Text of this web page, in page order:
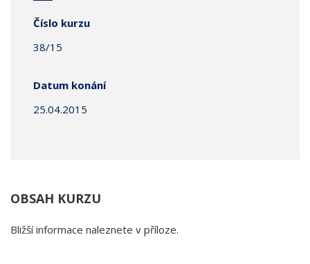
Číslo kurzu
38/15
Datum konání
25.04.2015
OBSAH KURZU
Bližší informace naleznete v příloze.